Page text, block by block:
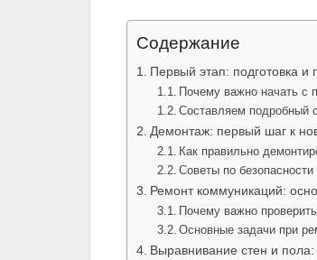
Содержание
Первый этап: подготовка и
Почему важно начать с
Составляем подробный
Демонтаж: первый шаг к
Как правильно
Советы по
Ремонт коммуникаций:
Почему важно
Основные задачи при
Выравнивание стен и пола: